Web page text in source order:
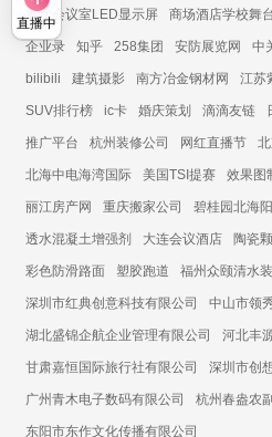
展厅会议室LED显示屏 商场酒店学校舞
企业录 知乎 258集团 安防展览网 中
bilibili 建筑摄影 南方冶金钢材网 江苏
SUV排行榜 ic卡 婚庆策划 滴滴友链
推广平台 杭州装修公司 网红直播节
北海中电海湾国际 美国TSI提赛 效果图
丽江房产网 重庆搬家公司 碧桂园北海
透水混凝土增强剂 大连会议酒店 陶瓷
彩色防滑路面 塑胶跑道 福州众颐清水
深圳市红典创意科技有限公司 中山市领
湖北盛锦企航企业管理有限公司 河北丰
甘肃嘉恒国际旅行社有限公司 深圳市创
广州青木电子数码有限公司 杭州春盎农
东阳市东作文化传播有限公司
直播中